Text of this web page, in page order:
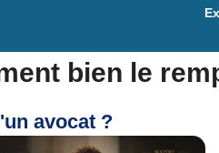
bien le
avocat ?